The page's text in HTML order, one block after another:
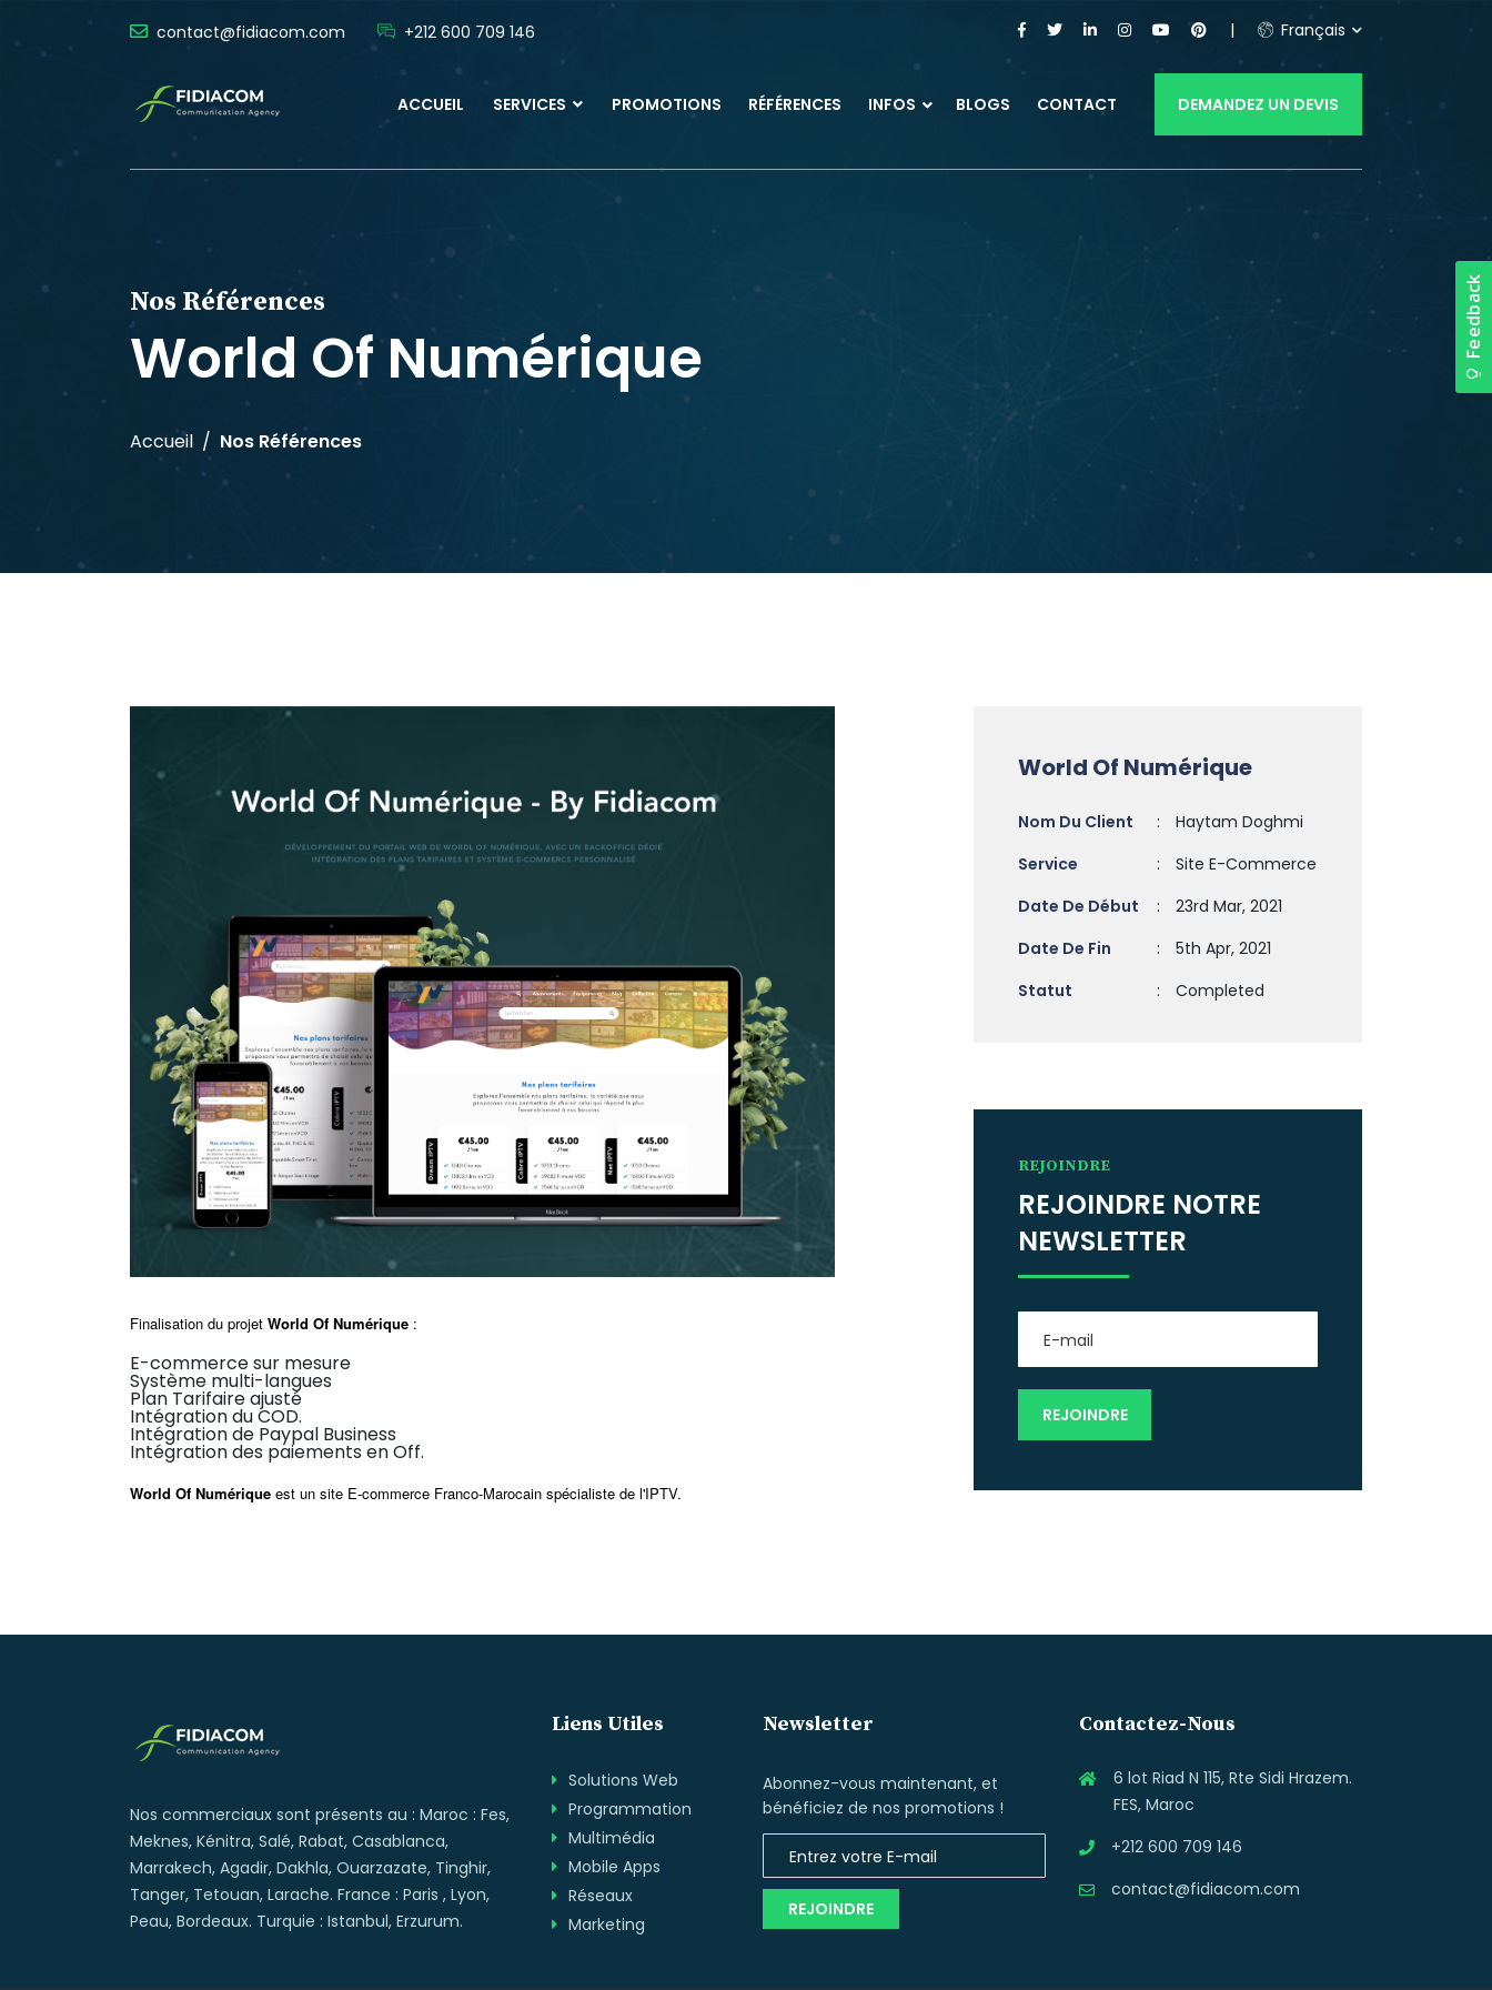
contact@fidiacom.com +212 600 709 146 Français
ACCUEIL SERVICES PROMOTIONS RÉFÉRENCES INFOS BLOGS CONTACT DEMANDEZ UN DEVIS
Nos Références
World Of Numérique
Accueil Nos Références
Finalisation du projet World Of Numérique :
E-commerce sur mesure
Système multi-langues
Plan Tarifaire ajusté
Intégration du COD.
Intégration de Paypal Business
Intégration des paiements en Off.
World Of Numérique est un site E-commerce Franco-Marocain spécialiste de l'IPTV.
World Of Numérique
Nom Du Client :
Haytam Doghmi
Service
:
Site E-Commerce
Date De Début
:
23rd Mar, 2021
Date De Fin
:
5th Apr, 2021
Statut
: Completed
REJOINDRE
REJOINDRE NOTRE
NEWSLETTER
Nos commerciaux sont présents au : Maroc : Fes,
Meknes, Kénitra, Salé, Rabat, Casablanca,
Marrakech, Agadir, Dakhla, Ouarzazate, Tinghir,
Tanger, Tetouan, Larache. France : Paris , Lyon,
Peau, Bordeaux. Turquie : Istanbul, Erzurum.
Liens Utiles
Solutions Web
Programmation
Multimédia
Mobile Apps
Réseaux
Marketing
Newsletter
Abonnez-vous maintenant, et
bénéficiez de nos promotions !
REJOINDRE
Contactez-Nous
6 lot Riad N 115, Rte Sidi Hrazem.
FES, Maroc
+212 600 709 146
contact@fidiacom.com